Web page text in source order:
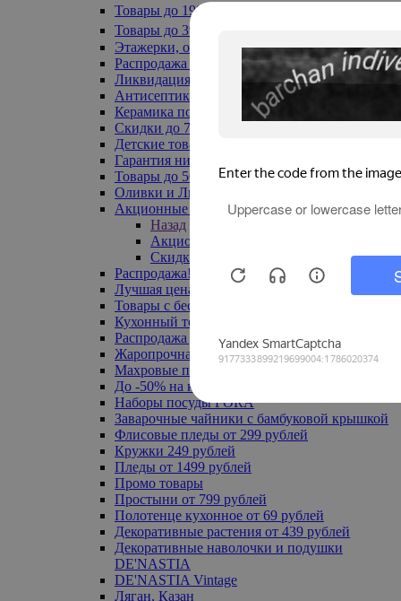
Товары до 199₽
Товары до 399₽
Этажерки, обувницы
Распродажа текстиля до -50%
Ликвидация до -70%
Антисептики
Керамика по 129 руб
Скидки до 70%
Детские товары
Гарантия низкой цены
Товары до 500 руб
Оливки и Лимоны
Акционные товары
Назад
Акционные товары
Скидка 20% по промокоду
Распродажа! Ульяновск до -70%
Лучшая цена
Товары с бесплатной доставкой
Кухонный текстиль
Распродажа до -50%
Жаропрочная посуда
Махровые полотенца
До -50% на ковры
Наборы посуды FORA
Заварочные чайники с бамбуковой крышкой
Флисовые пледы от 299 рублей
Кружки 249 рублей
Пледы от 1499 рублей
Промо товары
Простыни от 799 рублей
Полотенце кухонное от 69 рублей
Декоративные растения от 439 рублей
Декоративные наволочки и подушки
DE'NASTIA
DE'NASTIA Vintage
Ляган, Казан